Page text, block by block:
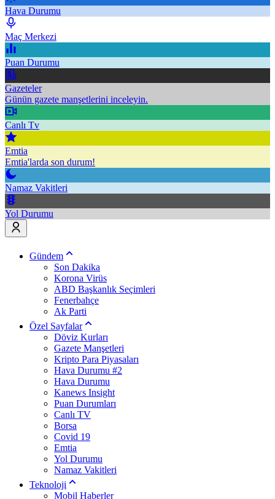
Hava Durumu
Maç Merkezi
Puan Durumu
Gazeteler
Günün gazete manşetlerini inceleyin.
Canlı Tv
Emtia
Emtia'larda son durum!
Namaz Vakitleri
Yol Durumu
Gündem
Son Dakika
Korona Virüs
ABD Başkanlık Seçimleri
Fenerbahçe
Ak Parti
Özel Sayfalar
Döviz Kurları
Gazete Manşetleri
Kripto Para Piyasaları
Hava Durumu #2
Hava Durumu
Kanews Insight
Puan Durumları
Canlı TV
Borsa
Covid 19
Emtia
Yol Durumu
Namaz Vakitleri
Teknoloji
Mobil Haberler